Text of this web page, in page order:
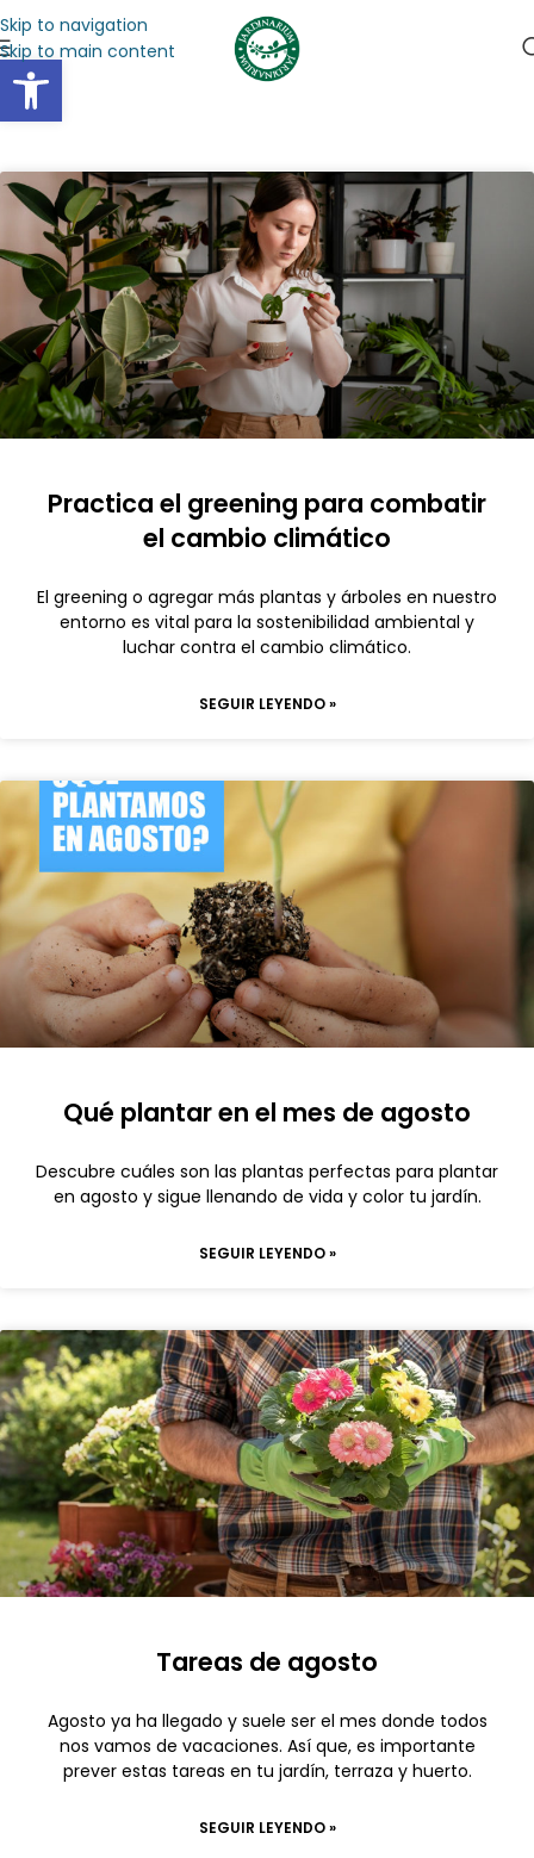
Abrir barra de herramientas
Skip to navigation
Skip to main content
Practica el greening para combatir
el cambio climático
El greening o agregar más plantas y árboles en nuestro
entorno es vital para la sostenibilidad ambiental y
luchar contra el cambio climático.
SEGUIR LEYENDO »
Qué plantar en el mes de agosto
Descubre cuáles son las plantas perfectas para plantar
en agosto y sigue llenando de vida y color tu jardín.
SEGUIR LEYENDO »
Tareas de agosto
Agosto ya ha llegado y suele ser el mes donde todos
nos vamos de vacaciones. Así que, es importante
prever estas tareas en tu jardín, terraza y huerto.
SEGUIR LEYENDO »